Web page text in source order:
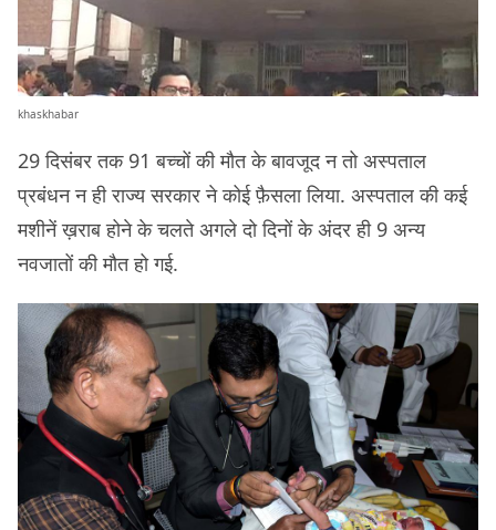
khaskhabar
29 दिसंबर तक 91 बच्चों की मौत के बावजूद न तो अस्पताल
प्रबंधन न ही राज्य सरकार ने कोई फ़ैसला लिया. अस्पताल की कई
मशीनें ख़राब होने के चलते अगले दो दिनों के अंदर ही 9 अन्य
नवजातों की मौत हो गई.